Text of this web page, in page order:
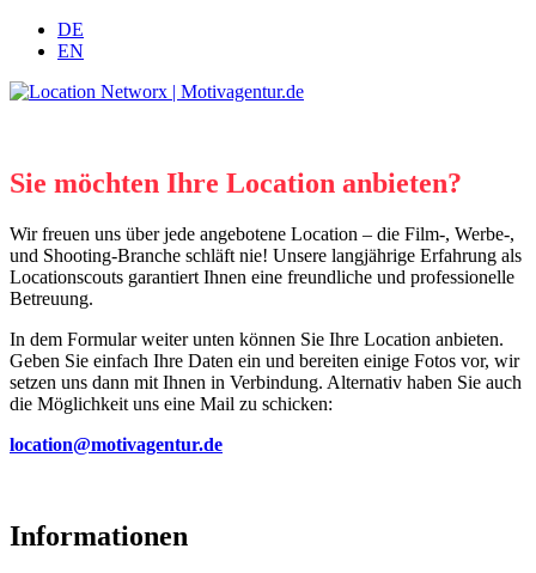
DE
EN
Skip
Sie möchten Ihre Location anbieten?
Wir freuen uns über jede angebotene Location – die Film-, Werbe-,
und Shooting-Branche schläft nie! Unsere langjährige Erfahrung als
Locationscouts garantiert Ihnen eine freundliche und professionelle
Betreuung.
In dem Formular weiter unten können Sie Ihre Location anbieten.
Geben Sie einfach Ihre Daten ein und bereiten einige Fotos vor, wir
setzen uns dann mit Ihnen in Verbindung. Alternativ haben Sie auch
die Möglichkeit uns eine Mail zu schicken:
location@motivagentur.de
Informationen